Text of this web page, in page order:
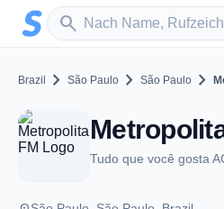
Zum Hauptinhalt springen
search
Sender suchen
Brazil chevron_right São Paulo chevron_right São Paulo chevron_right
Tudo que você gosta